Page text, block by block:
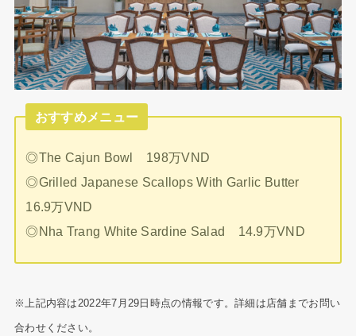
おすすめメニュー
◎The Cajun Bowl 198万VND
◎Grilled Japanese Scallops With Garlic Butter
16.9万VND
◎Nha Trang White Sardine Salad 14.9万VND
※上記内容は2022年7月29日時点の情報です。詳細は店舗までお問い
合わせください。